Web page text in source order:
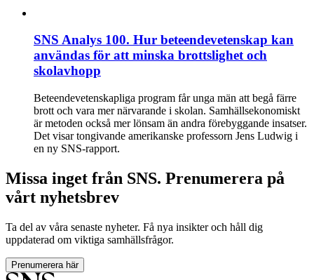
SNS Analys 100. Hur beteende­vetenskap kan
användas för att minska brottslighet och
skolavhopp
Beteendevetenskapliga program får unga män att begå färre
brott och vara mer närvarande i skolan. Samhällsekonomiskt
är metoden också mer lönsam än andra förebyggande insatser.
Det visar tongivande amerikanske professorn Jens Ludwig i
en ny SNS-rapport.
Missa inget från SNS. Prenumerera på
vårt nyhetsbrev
Ta del av våra senaste nyheter. Få nya insikter och håll dig
uppdaterad om viktiga samhällsfrågor.
Prenumerera här